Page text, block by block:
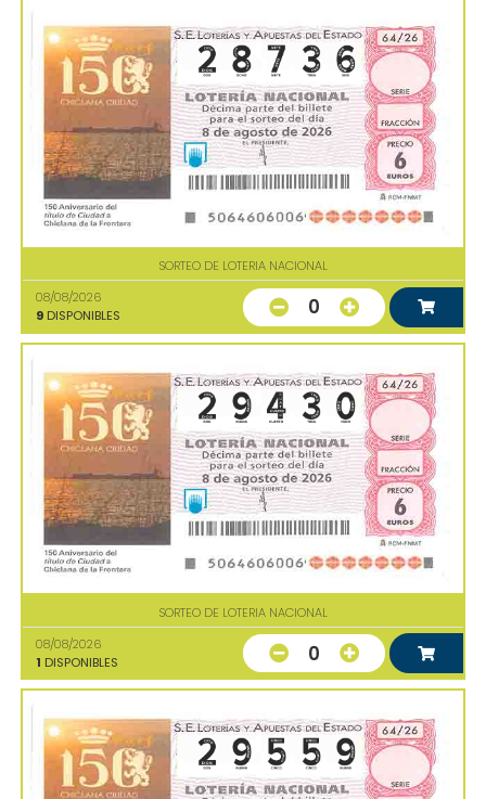
SORTEO DE LOTERIA NACIONAL
08/08/2026
9 DISPONIBLES 0
SORTEO DE LOTERIA NACIONAL
08/08/2026
1 DISPONIBLES 0